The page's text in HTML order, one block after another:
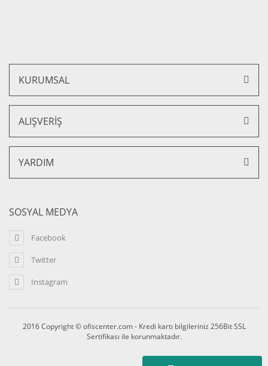
Diva Kapitone Ofis Büro Makam Koltuk
KURUMSAL
ALIŞVERİŞ
YARDIM
SOSYAL MEDYA
Facebook
Twitter
Instagram
2016 Copyright © ofiscenter.com - Kredi kartı bilgileriniz 256Bit SSL
Sertifikası ile korunmaktadır.